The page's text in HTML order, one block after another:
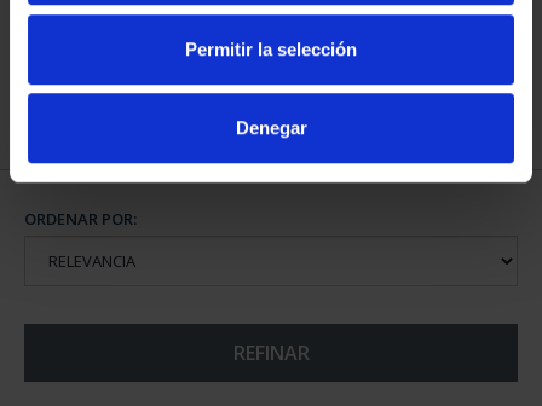
Permitir la selección
Denegar
73,00 €
ORDENAR POR:
REFINAR